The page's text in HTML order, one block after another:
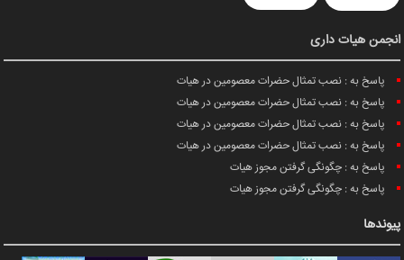
انجمن هیات داری
پاسخ به : نصب تمثال حضرات معصومین در هیات
پاسخ به : نصب تمثال حضرات معصومین در هیات
پاسخ به : نصب تمثال حضرات معصومین در هیات
پاسخ به : نصب تمثال حضرات معصومین در هیات
پاسخ به : چگونگی گرفتن مجوز هیات
پاسخ به : چگونگی گرفتن مجوز هیات
پیوندها